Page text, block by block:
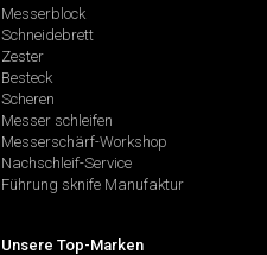
Messerblock
Schneidebrett
Zester
Besteck
Scheren
Messer schleifen
Messerschärf-Workshop
Nachschleif-Service
Führung sknife Manufaktur
Unsere Top-Marken